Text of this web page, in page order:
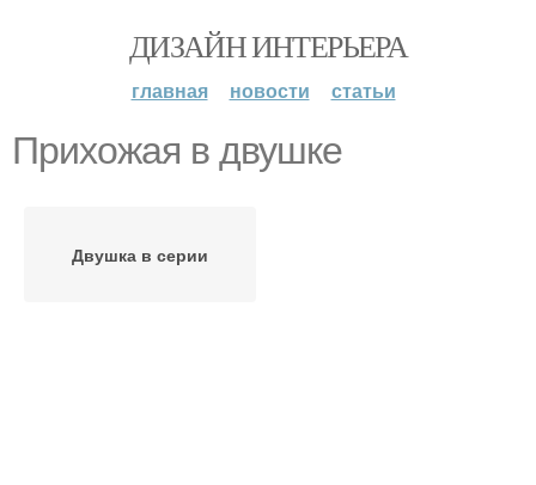
ДИЗАЙН ИНТЕРЬЕРА
главная новости статьи
Прихожая в двушке
Двушка в серии